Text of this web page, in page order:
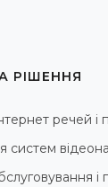
РІШЕННЯ
речей і
систем
і